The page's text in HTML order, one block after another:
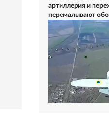
артиллерия и
перемалывают